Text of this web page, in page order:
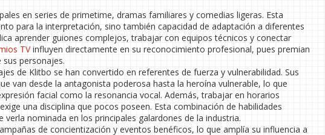
en series de primetime, dramas familiares y comedias ligeras. Esta
para la interpretación, sino también capacidad de adaptación a diferentes
aprender guiones complejos, trabajar con equipos técnicos y conectar
TVinfluyen directamente en su reconocimiento profesional, pues premian
personajes.
de Klitbo se han convertido en referentes de fuerza y vulnerabilidad. Sus
van desde la antagonista poderosa hasta la heroína vulnerable, lo que
facial como la resonancia vocal. Además, trabajar en horarios
una disciplina que pocos poseen. Esta combinación de habilidades
nominada en los principales galardones de la industria.
de concientización y eventos benéficos, lo que amplía su influencia a